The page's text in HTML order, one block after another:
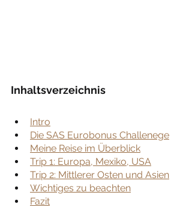
Inhaltsverzeichnis
Intro
Die SAS Eurobonus Challenege
Meine Reise im Überblick
Trip 1: Europa, Mexiko, USA
Trip 2: Mittlerer Osten und Asien
Wichtiges zu beachten
Fazit